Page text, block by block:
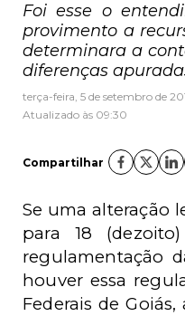
Foi esse o
provimento a
determinara a
diferenças
terça-feira, 5 de setembro de
Atualizado às 09:30
Compartilhar
Se uma alteração
para 18
regulamentação
houver essa
Federais de